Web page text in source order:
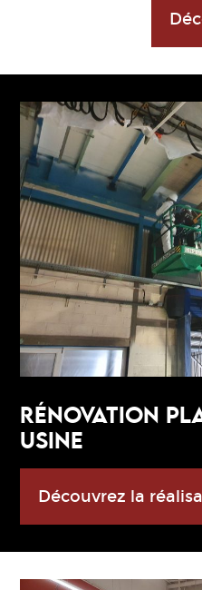
RÉNOVATION
USINE
Découvrez la